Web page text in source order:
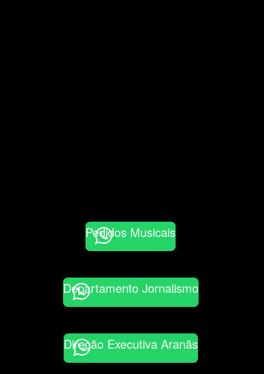
Pedidos Musicais
Departamento Jornalismo
Direção Executiva Aranãs